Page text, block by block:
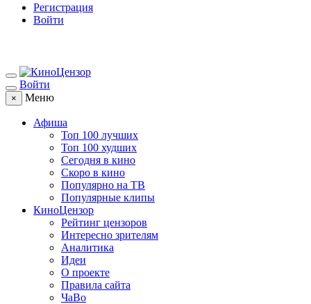
Регистрация
Войти
Войти
× Меню
Афиша
Топ 100 лучших
Топ 100 худших
Сегодня в кино
Скоро в кино
Популярно на ТВ
Популярные клипы
КиноЦензор
Рейтинг цензоров
Интересно зрителям
Аналитика
Идеи
О проекте
Правила сайта
ЧаВо